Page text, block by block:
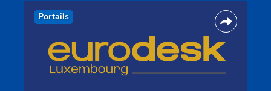
Portails